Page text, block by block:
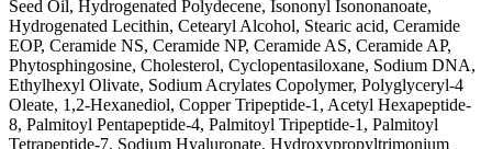
Seed Oil, Hydrogenated Polydecene, Isononyl Isononanoate,
Hydrogenated Lecithin, Cetearyl Alcohol, Stearic acid, Ceramide
EOP, Ceramide NS, Ceramide NP, Ceramide AS, Ceramide AP,
Phytosphingosine, Cholesterol, Cyclopentasiloxane, Sodium DNA,
Ethylhexyl Olivate, Sodium Acrylates Copolymer, Polyglyceryl-4
Oleate, 1,2-Hexanediol, Copper Tripeptide-1, Acetyl Hexapeptide-
8, Palmitoyl Pentapeptide-4, Palmitoyl Tripeptide-1, Palmitoyl
Tetrapeptide-7, Sodium Hyaluronate, Hydroxypropyltrimonium